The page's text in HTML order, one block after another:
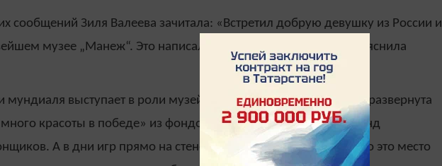
сообщений Зиля Валеева зачитала: «Встретил добрую девушку из России и
музее „Манеж“. Это написал юноша из Колумбии», — пояснила
выступает в роли музейной фан-зоны, где не только развернута
много красоты в победе» из фондов Президента РТ, кубки команд
А в дни игр прямо на стене транслируются матчи, отчего это место